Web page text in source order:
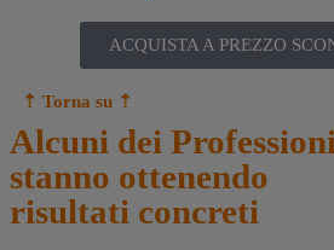
ACQUISTA A PREZZO
⇡ Torna su ⇡
Alcuni dei
stanno ottenendo
risultati concreti